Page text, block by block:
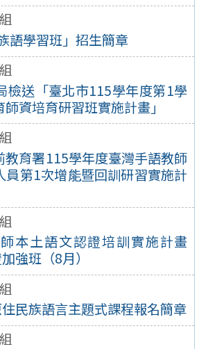
語學習班」招生簡章
檢送「臺北市115學年度第1學
資培育研習班實施計畫」
教育署115學年度臺灣手語教師
員第1次增能暨回訓研習實施計
本土語文認證培訓實施計畫
強班（8月）
民族語言主題式課程報名簡章